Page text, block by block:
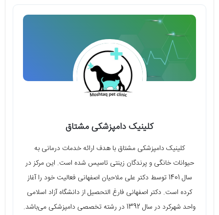
کلینیک دامپزشکی مشتاق
کلینیک دامپزشکی مشتاق با هدف ارائه خدمات درمانی به
حیوانات خانگی و پرندگان زینتی تاسیس شده است. این مرکز در
سال 1401 توسط دکتر علی ملاحیان اصفهانی فعالیت خود را آغاز
کرده است. دکتر اصفهانی فارغ التحصیل از دانشگاه آزاد اسلامی
واحد شهرکرد در سال 1392 در رشته تخصصی دامپزشکی می‌باشد.